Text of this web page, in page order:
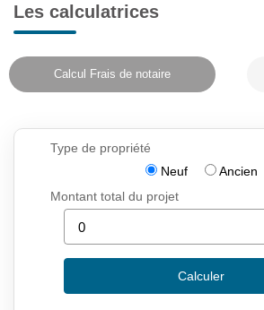
Les calculatrices
Calcul Frais de notaire